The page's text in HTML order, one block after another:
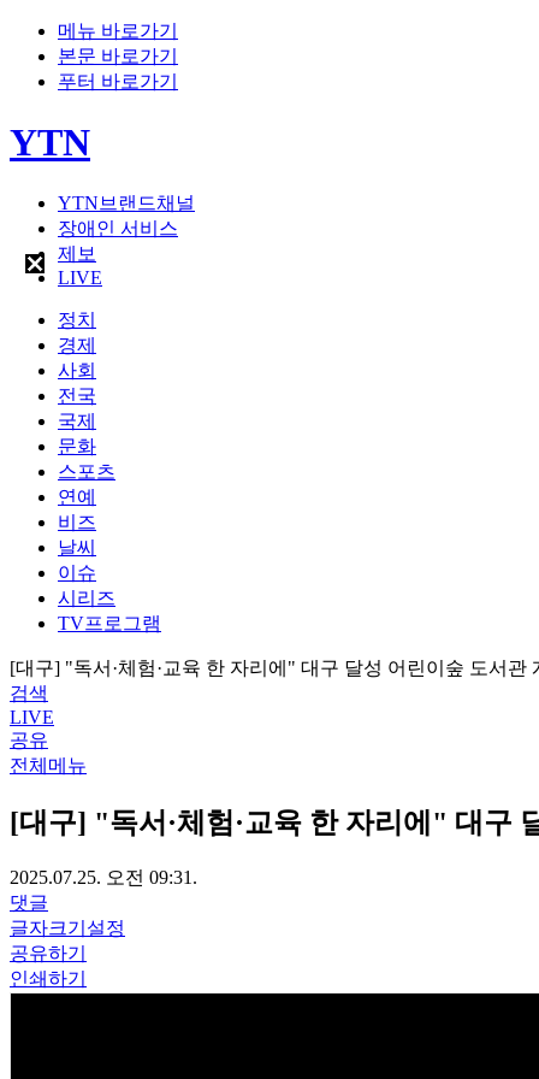
메뉴 바로가기
본문 바로가기
푸터 바로가기
YTN
YTN브랜드채널
장애인 서비스
제보
LIVE
정치
경제
사회
전국
국제
문화
스포츠
연예
비즈
날씨
이슈
시리즈
TV프로그램
[대구] "독서·체험·교육 한 자리에" 대구 달성 어린이숲 도서관
검색
LIVE
공유
전체메뉴
[대구] "독서·체험·교육 한 자리에" 대구
2025.07.25. 오전 09:31.
댓글
글자크기설정
공유하기
인쇄하기